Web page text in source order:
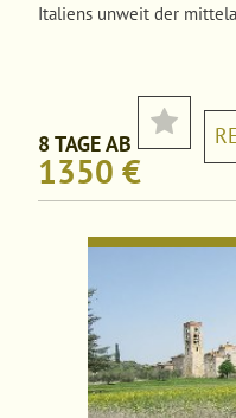
Italiens unweit der
8 TAGE AB
1350 €